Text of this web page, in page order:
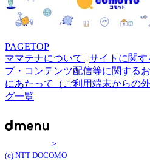
PAGETOP
ママテナについて | サイトに関
プ・コンテンツ配信等に関する
にあたって（ご利用端末からの
グ一覧
>
(c) NTT DOCOMO